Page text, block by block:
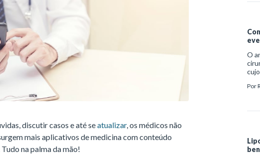
discutir casos e até seatualizar, os médicos não
mais aplicativos de medicina com conteúdo
na palma da mão!
à
O
Por